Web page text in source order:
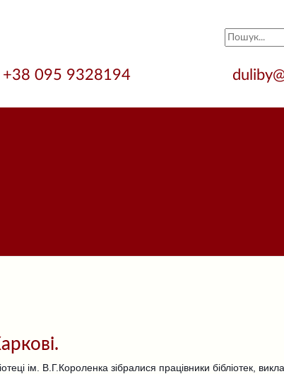
+38 095 9328194
ім. В.Г.Короленка зібралися працівники бібліотек,